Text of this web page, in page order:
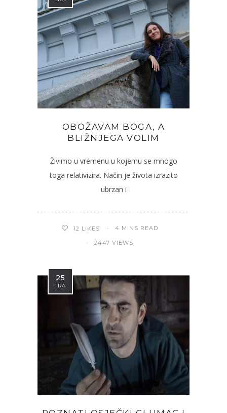
OBOŽAVAM BOGA, A
BLIŽNJEGA VOLIM
Živimo u vremenu u kojemu se mnogo
toga relativizira. Način je života izrazito
ubrzan i
12 LIKES 4 MINS READ
2447 VIEWS
25
TRA